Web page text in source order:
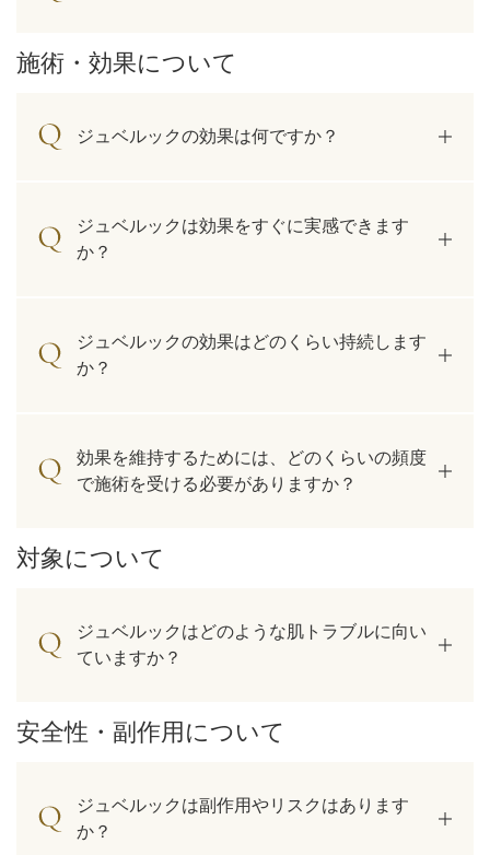
施術・効果について
ジュベルックの効果は何ですか？
ジュベルックは効果をすぐに実感できます
か？
ジュベルックの効果はどのくらい持続します
か？
効果を維持するためには、どのくらいの頻度
で施術を受ける必要がありますか？
対象について
ジュベルックはどのような肌トラブルに向い
ていますか？
安全性・副作用について
ジュベルックは副作用やリスクはあります
か？